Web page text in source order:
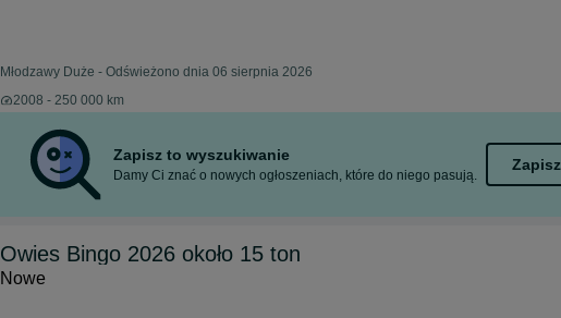
Młodzawy Duże - Odświeżono dnia 06 sierpnia 2026
2008 - 250 000 km
Zapisz to wyszukiwanie
Damy Ci znać o nowych ogłoszeniach, które do niego pasują.
Zapisz
Owies Bingo 2026 około 15 ton
Nowe